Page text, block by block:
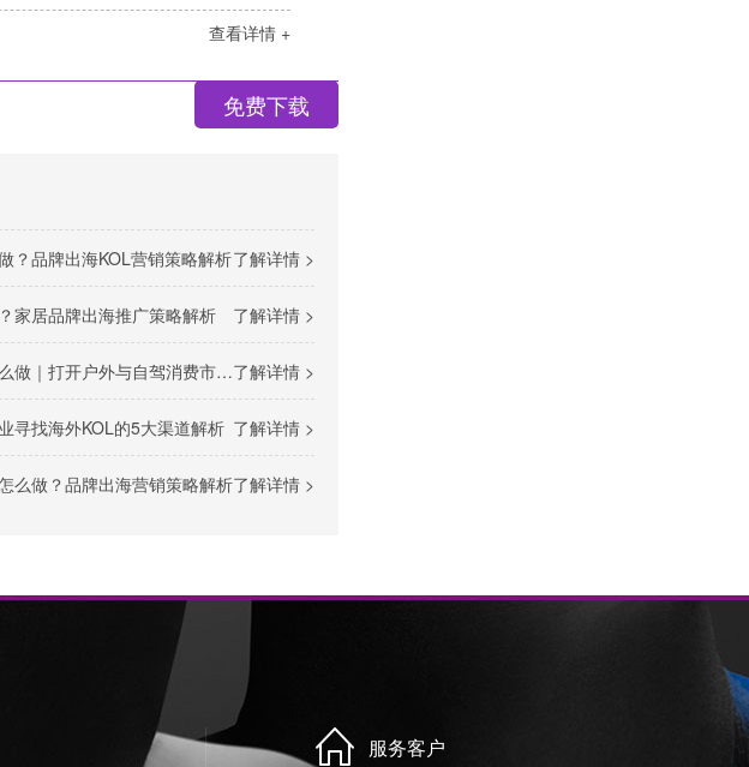
查看详情 +
免费下载
了解详情 >
？品牌出海KOL营销策略解析
了解详情 >
家居品牌出海推广策略解析
了解详情 >
开户外与自驾消费市场的关键路径
了解详情 >
寻找海外KOL的5大渠道解析
了解详情 >
么做？品牌出海营销策略解析
服务客户